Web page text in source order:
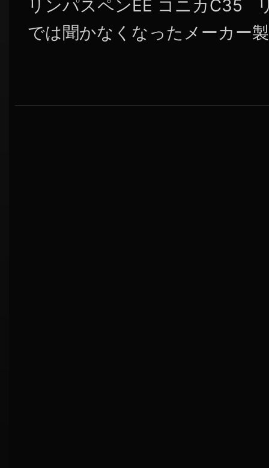
リンパスペンEE コニカC35
では聞かなくなったメーカー